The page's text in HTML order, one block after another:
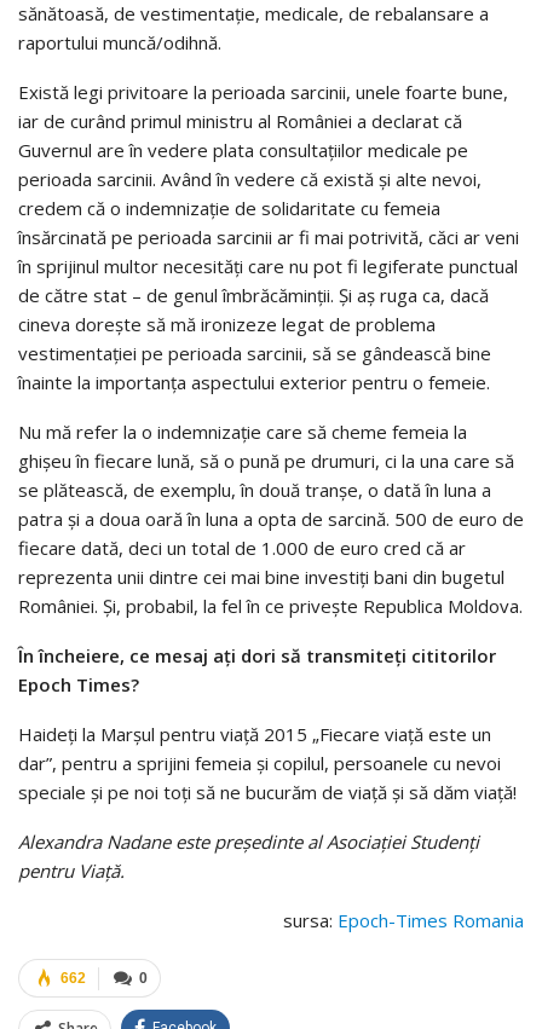
sănătoasă, de vestimentaţie, medicale, de rebalansare a
raportului muncă/odihnă.
Există legi privitoare la perioada sarcinii, unele foarte bune,
iar de curând primul ministru al României a declarat că
Guvernul are în vedere plata consultaţiilor medicale pe
perioada sarcinii. Având în vedere că există şi alte nevoi,
credem că o indemnizaţie de solidaritate cu femeia
însărcinată pe perioada sarcinii ar fi mai potrivită, căci ar veni
în sprijinul multor necesităţi care nu pot fi legiferate punctual
de către stat – de genul îmbrăcăminţii. Şi aş ruga ca, dacă
cineva doreşte să mă ironizeze legat de problema
vestimentaţiei pe perioada sarcinii, să se gândească bine
înainte la importanţa aspectului exterior pentru o femeie.
Nu mă refer la o indemnizaţie care să cheme femeia la
ghişeu în fiecare lună, să o pună pe drumuri, ci la una care să
se plătească, de exemplu, în două tranşe, o dată în luna a
patra şi a doua oară în luna a opta de sarcină. 500 de euro de
fiecare dată, deci un total de 1.000 de euro cred că ar
reprezenta unii dintre cei mai bine investiţi bani din bugetul
României. Şi, probabil, la fel în ce priveşte Republica Moldova.
În încheiere, ce mesaj aţi dori să transmiteţi cititorilor
Epoch Times?
Haideţi la Marşul pentru viaţă 2015 „Fiecare viaţă este un
dar”, pentru a sprijini femeia şi copilul, persoanele cu nevoi
speciale şi pe noi toţi să ne bucurăm de viaţă şi să dăm viaţă!
Alexandra Nadane este preşedinte al Asociaţiei Studenţi
pentru Viaţă.
sursa: Epoch-Times Romania
0
662